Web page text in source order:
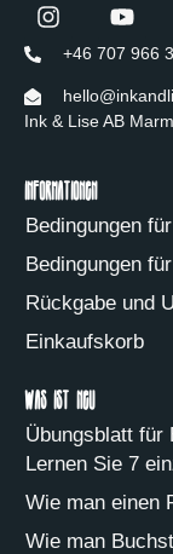
+46 707 966
Ink & Lise AB
Informationen
Bedingungen
Bedingungen
Rückgabe und
Einkaufskorb
Was ist neu
Übungsblatt für
Lernen Sie 7
Wie man einen
Wie man